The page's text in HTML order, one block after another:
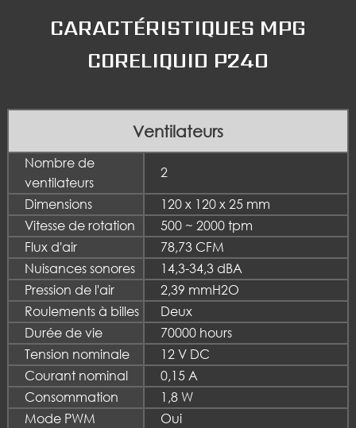
CARACTÉRISTIQUES MPG
CORELIQUID P240
Ventilateurs
Nombre de
ventilateurs
2
Dimensions
120 x 120 x 25 mm
Vitesse de rotation
500 ~ 2000 tpm
Flux d'air
78,73 CFM
Nuisances sonores
14,3-34,3 dBA
Pression de l'air
2,39 mmH2O
Roulements à billes
Deux
Durée de vie
70000 hours
Tension nominale
12 V DC
Courant nominal
0,15 A
Consommation
1,8 W
Mode PWM
Oui